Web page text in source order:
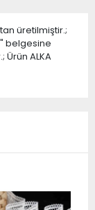
üretilmiştir.;
belgesine
ALKA